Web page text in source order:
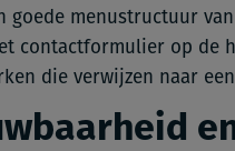
goede menustructuur
contactformulier op de
die verwijzen naar